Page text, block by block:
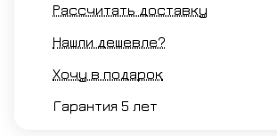
Рассчитать доставку
Нашли дешевле?
Хочу в подарок
Гарантия 5 лет